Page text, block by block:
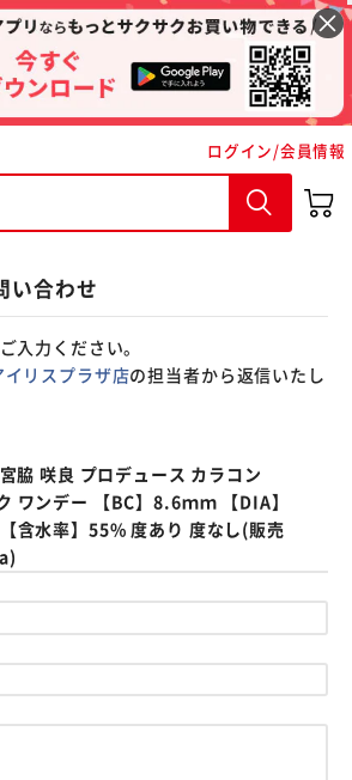
ログイン/会員情報
い合わせ
入力ください。
リスプラザ店の担当者から返信いたし
脇 咲良 プロデュース カラコン
ワンデー 【BC】8.6ｍｍ 【DIA】
水率】55% 度あり 度なし(販売
さい
る